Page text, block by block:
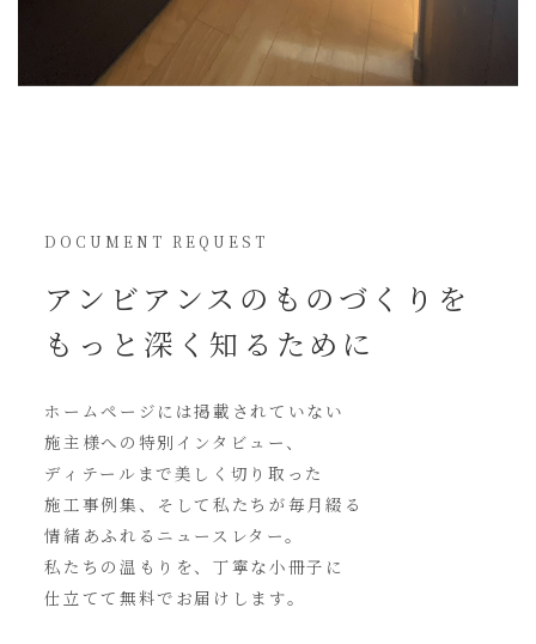
DOCUMENT REQUEST
アンビアンスの ものづくりを
もっと深く知るために
ホームページには掲載されていない
施主様への特別インタビュー、
ディテールまで美しく切り取った
施工事例集、そして私たちが毎月綴る
情緒あふれるニュースレター。
私たちの温もりを、丁寧な小冊子に
仕立てて無料でお届けします。